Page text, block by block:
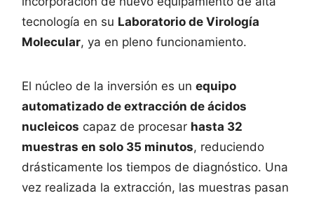
tecnología en su Laboratorio de Virología
Molecular, ya en pleno funcionamiento.
El núcleo de la inversión es un equipo
automatizado de extracción de ácidos
nucleicos capaz de procesar hasta 32
muestras en solo 35 minutos, reduciendo
drásticamente los tiempos de diagnóstico. Una
vez realizada la extracción, las muestras pasan